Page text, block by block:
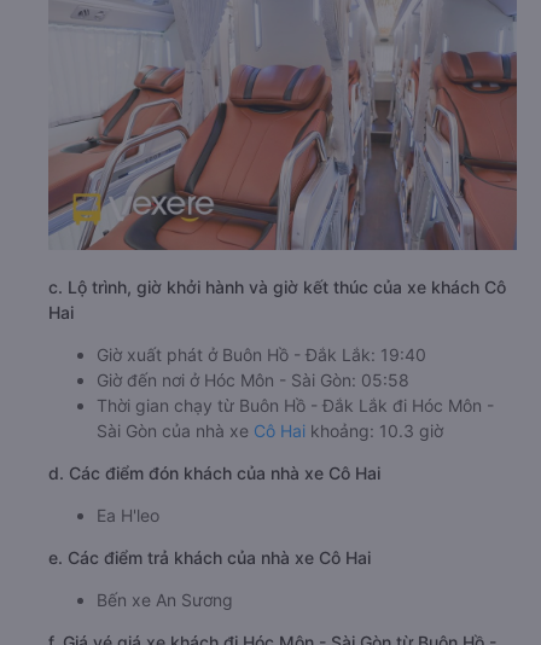
c. Lộ trình, giờ khởi hành và giờ kết thúc của xe khách Cô
Hai
Giờ xuất phát ở Buôn Hồ - Đắk Lắk: 19:40
Giờ đến nơi ở Hóc Môn - Sài Gòn: 05:58
Thời gian chạy từ Buôn Hồ - Đắk Lắk đi Hóc Môn -
Sài Gòn của nhà xe Cô Hai khoảng: 10.3 giờ
d. Các điểm đón khách của nhà xe Cô Hai
Ea H'leo
e. Các điểm trả khách của nhà xe Cô Hai
Bến xe An Sương